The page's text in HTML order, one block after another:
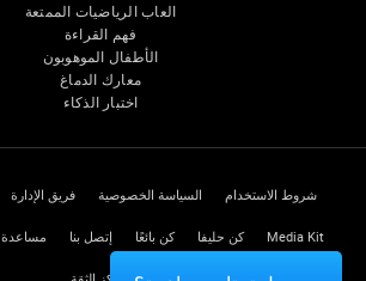
العاب الرياضيات الممتعة
فهم القراءة
الأطفال الموهوبون
معارك الدماغ
اختبار الذكاء
شروط الاستخدام السياسة الخصوصية فريق الإدارة
Media Kit كن حليفا كن بائعًا إتصل بنا مساعدة